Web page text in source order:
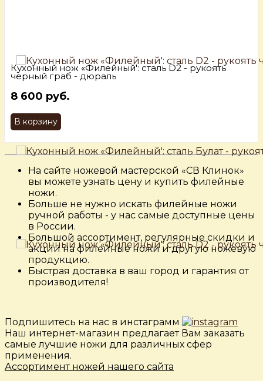
Кухонный нож «Филейный': сталь D2 - рукоять
черный граб - дюраль
8 600 руб.
В корзину
На сайте ножевой мастерской «СВ Клинок»
вы можете узнать цену и купить филейные
ножи.
Больше не нужно искать филейные ножи
ручной работы - у нас самые доступные цены
в России.
Большой ассортимент, регулярные скидки и
акции на филейные ножи и другую ножевую
продукцию.
Быстрая доставка в ваш город и гарантия от
производителя!
Подпишитесь на нас в инстаграмм
Наш интернет-магазин предлагает Вам заказать
самые лучшие ножи для различных сфер
применения.
Ассортимент ножей нашего сайта